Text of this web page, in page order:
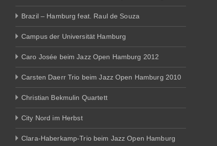
Brazil – Hamburg feat. Raul de Souza
Campus der Universität Hamburg
Caro Josée beim Jazz Open Hamburg 2012
Carsten Daerr Trio beim Jazz Open Hamburg 2010
Christian Bekmulin Quartett
City Nord im Herbst
Clara-Haberkamp-Trio beim Jazz Open Hamburg